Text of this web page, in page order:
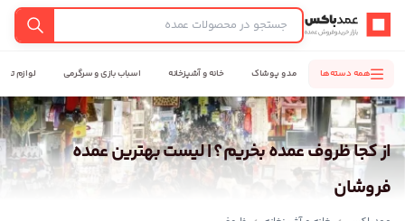
عمدباکس — بازگشت به صفحه اصلی
جستجو
همه دسته‌ها مد و پوشاک خانه و آشپزخانه اسباب بازی و سرگرمی لوازم
از کجا ظروف عمده بخریم؟ | لیست بهترین عمده
فروشان